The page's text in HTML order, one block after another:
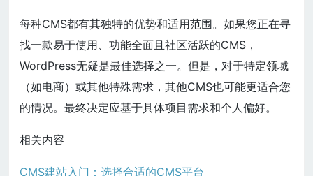
每种CMS都有其独特的优势和适用范围。如果您正在寻
找一款易于使用、功能全面且社区活跃的CMS，
WordPress无疑是最佳选择之一。但是，对于特定领域
（如电商）或其他特殊需求，其他CMS也可能更适合您
的情况。最终决定应基于具体项目需求和个人偏好。
相关内容
CMS建站入门：选择合适的CMS平台